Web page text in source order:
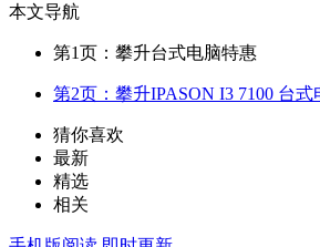
本文导航
第1页：攀升台式电脑特惠
第2页：攀升IPASON I3 7100 台
猜你喜欢
最新
精选
相关